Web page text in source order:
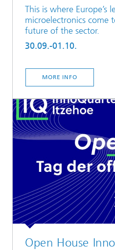
This is where Europe’s
microelectronics come
future of the sector.
30.09.-01.10.
MORE INFO
Open House